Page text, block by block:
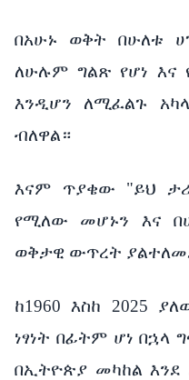
በአሁኑ ወቅት በሁለቱ
ለሁሉም ግልጽ የሆነ እና
እንዲሆን ለሚፈልጉ
ብለዋል።
እናም ጥያቄው "ይህ
የሚለው መሆኑን እና
ወቅታዊ ውጥረት
ከ1960 እስከ 2025
ነፃነት በፊትም ሆነ በኋላ
በኢትዮጵያ መካከል እንደ